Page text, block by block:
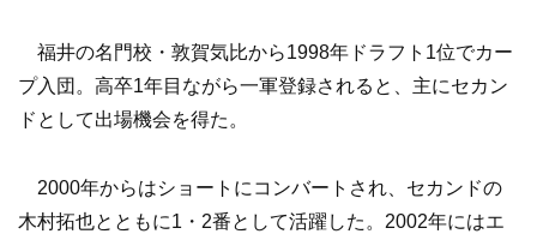
福井の名門校・敦賀気比から1998年ドラフト1位でカー
プ入団。高卒1年目ながら一軍登録されると、主にセカン
ドとして出場機会を得た。
2000年からはショートにコンバートされ、セカンドの
木村拓也とともに1・2番として活躍した。2002年にはエ